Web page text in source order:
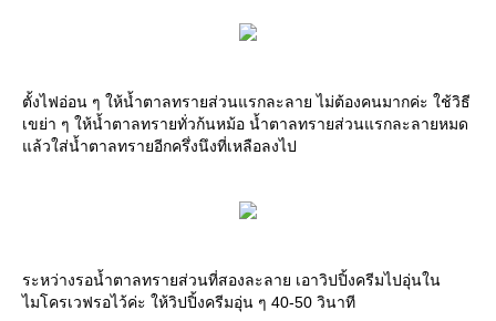
ตั้งไฟอ่อน ๆ ให้น้ำตาลทรายส่วนแรกละลาย ไม่ต้องคนมากค่ะ ใช้วิธี
เขย่า ๆ ให้น้ำตาลทรายทั่วก้นหม้อ น้ำตาลทรายส่วนแรกละลายหมด
แล้วใส่น้ำตาลทรายอีกครึ่งนึงที่เหลือลงไป
ระหว่างรอน้ำตาลทรายส่วนที่สองละลาย เอาวิปปิ้งครีมไปอุ่นใน
ไมโครเวฟรอไว้ค่ะ ให้วิปปิ้งครีมอุ่น ๆ 40-50 วินาที